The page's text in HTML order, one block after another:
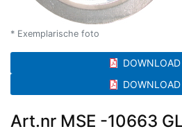
* Exemplarische foto
Art.nr MSE -10663